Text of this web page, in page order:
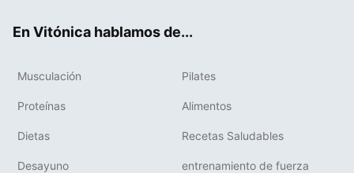
En Vitónica hablamos de...
Musculación Pilates
Proteínas Alimentos
Dietas Recetas Saludables
Desayuno entrenamiento de fuerza